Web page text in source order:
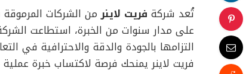
تُعد شركة فريت لاينرمن الشركات
على مدار سنوات من الخبرة، استطاعت
التزامها بالجودة والدقة والاحترافية في
فريت لاينر يمنحك فرصة لاكتساب خبرة